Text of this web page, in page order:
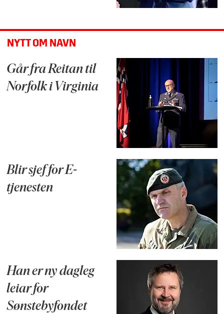
NYTT OM NAVN
Går fra Reitan til
Norfolk i Virginia
Blir sjef for E-
tjenesten
Han er ny dagleg
leiar for
Sønstebyfondet